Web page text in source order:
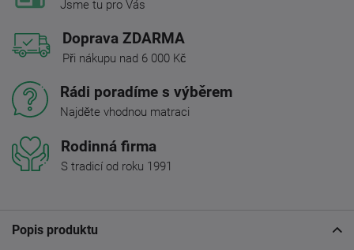
Jsme tu pro Vás
Doprava ZDARMA
Při nákupu nad 6 000 Kč
Rádi poradíme s výběrem
Najděte vhodnou matraci
Rodinná firma
S tradicí od roku 1991
Popis produktu